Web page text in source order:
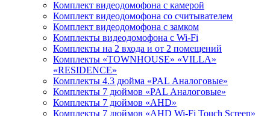
Комплект видеодомофона с камерой
Комплект видеодомофона со считывателем
Комплект видеодомофона c замком
Комплекты видеодомофона с Wi-Fi
Комплекты на 2 входа и от 2 помещений
Комплекты «TOWNHOUSE» «VILLA»
«RESIDENCE»
Комплекты 4.3 дюйма «PAL Аналоговые»
Комплекты 7 дюймов «PAL Аналоговые»
Комплекты 7 дюймов «AHD»
Комплекты 7 дюймов «AHD Wi-Fi Touch Screen»